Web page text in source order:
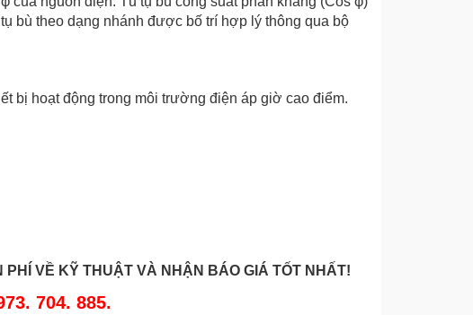
bù theo dạng nhánh được bố trí hợp lý thông qua bộ
hoạt động trong môi trường điện áp giờ cao điểm.
VỀ KỸ THUẬT VÀ NHẬN BÁO GIÁ TỐT NHẤT!
704. 885.